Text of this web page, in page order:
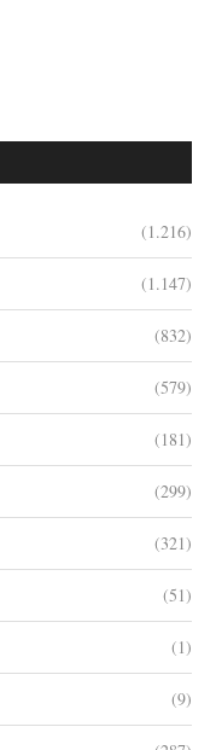
(1.216)
(1.147)
(832)
(579)
(181)
(299)
(321)
(51)
(1)
(9)